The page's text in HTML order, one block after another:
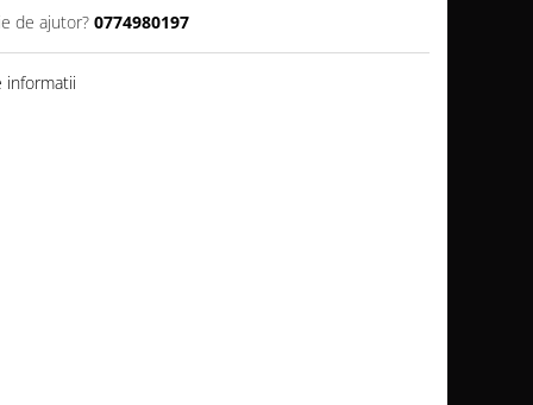
de ajutor? 0774980197
informatii